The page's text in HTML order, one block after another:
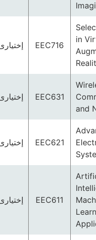
in
EEC716 إختيارى
EEC631 إختيارى
EEC621 إختيارى
EEC611 إختيارى